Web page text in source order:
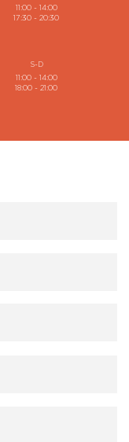
11:00 - 14:00
17:30 - 20:30
S-D
11:00 - 14:00
18:00 - 21:00